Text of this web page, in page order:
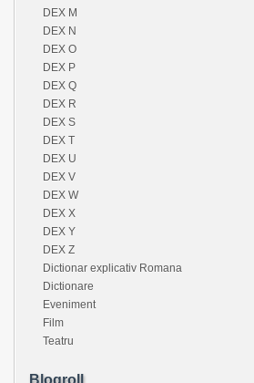
DEX M
DEX N
DEX O
DEX P
DEX Q
DEX R
DEX S
DEX T
DEX U
DEX V
DEX W
DEX X
DEX Y
DEX Z
Dictionar explicativ Romana
Dictionare
Eveniment
Film
Teatru
Blogroll